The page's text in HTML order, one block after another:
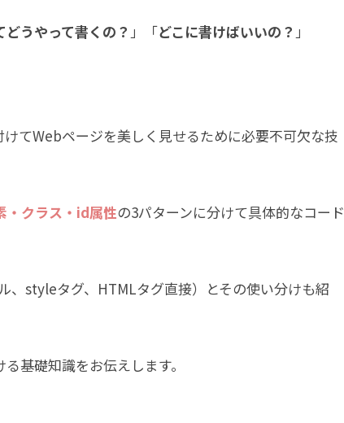
どうやって書くの？」「どこに書けばいいの？ 」
てWebページを美しく見せるために必要不可欠な技
・クラス・id属性の3パターンに分けて具体的なコード
、styleタグ、HTMLタグ直接）とその使い分けも紹
基礎知識をお伝えします。